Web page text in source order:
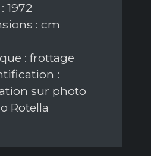
1972
: cm
: frottage
:
sur photo
Rotella